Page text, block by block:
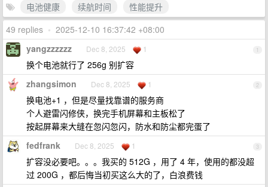
电池健康
续航时间
性能提升
49 replies • 2025-12-10 16:37:42 +08:00
1
yangzzzzzz Dec 8, 2025 1
换个电池就行了 256g 别扩容
2
zhangsimon Dec 8, 2025 1
换电池+1 ，但是尽量找靠谱的服务商
个人避雷闪修侠，换完手机屏幕和主板松了
按起屏幕来大缝在忽闪忽闪，防水和防尘都完蛋了
3
fedfrank Dec 8, 2025 1
扩容没必要吧。。。我买的 512G ，用了 4 年，使用的都没超
过 200G ，都后悔当初买这么大的了，白浪费钱